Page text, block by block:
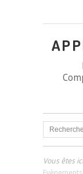
Vous êtes